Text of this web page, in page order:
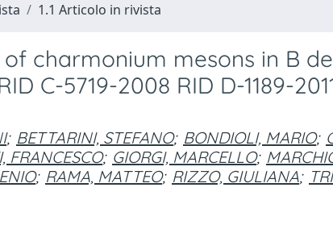
1.1 Articolo in rivista
charmonium mesons in B
C-5719-2008 RID D-1189-
; BETTARINI, STEFANO; BONDIOLI, MARIO;
FRANCESCO; GIORGI, MARCELLO;
; RAMA, MATTEO; RIZZO, GIULIANA;